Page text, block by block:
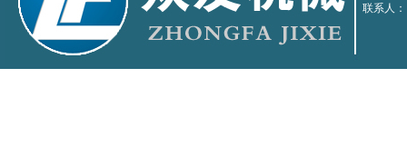
联系人